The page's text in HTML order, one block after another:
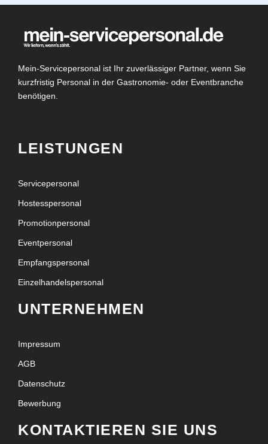
Mein-Servicepersonal ist Ihr zuverlässiger Partner, wenn Sie
kurzfristig Personal in der Gastronomie- oder Eventbranche
benötigen.
LEISTUNGEN
Servicepersonal
Hostesspersonal
Promotionpersonal
Eventpersonal
Empfangspersonal
Einzelhandelspersonal
UNTERNEHMEN
Impressum
AGB
Datenschutz
Bewerbung
KONTAKTIEREN SIE UNS